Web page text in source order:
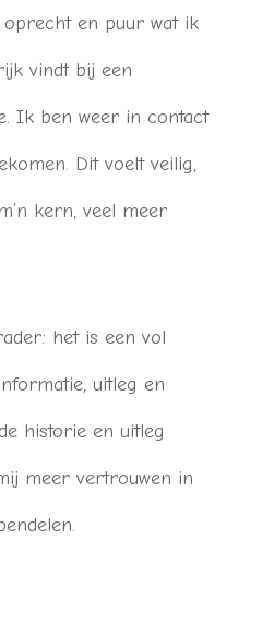
oprecht en puur wat ik
vindt bij een
Ik ben weer in contact
Dit voelt veilig,
kern, veel meer
het is een vol
uitleg en
historie en uitleg
meer vertrouwen in